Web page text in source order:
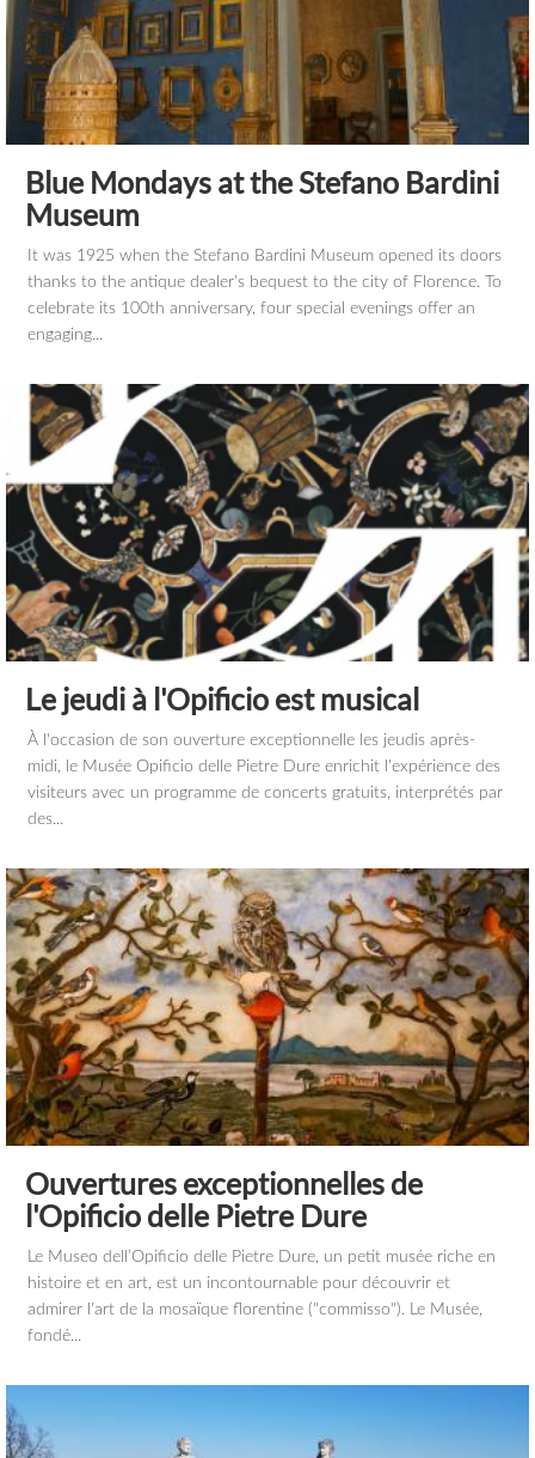
Blue Mondays at the Stefano Bardini
Museum
It was 1925 when the Stefano Bardini Museum opened its doors
thanks to the antique dealer's bequest to the city of Florence. To
celebrate its 100th anniversary, four special evenings offer an
engaging...
Le jeudi à l'Opificio est musical
À l'occasion de son ouverture exceptionnelle les jeudis après-
midi, le Musée Opificio delle Pietre Dure enrichit l'expérience des
visiteurs avec un programme de concerts gratuits, interprétés par
des...
Ouvertures exceptionnelles de
l'Opificio delle Pietre Dure
Le Museo dell’Opificio delle Pietre Dure, un petit musée riche en
histoire et en art, est un incontournable pour découvrir et
admirer l'art de la mosaïque florentine ("commisso"). Le Musée,
fondé...